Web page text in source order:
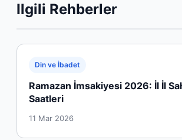
Ilgili Rehberler
Din ve İbadet
Ramazan İmsakiyesi 2026: İl İl
Saatleri
11 Mar 2026